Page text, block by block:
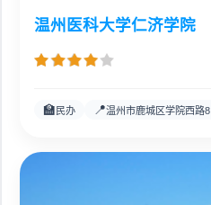
温州医科大学仁济学院
🏫 民办 📍温州市鹿城区学院西路8